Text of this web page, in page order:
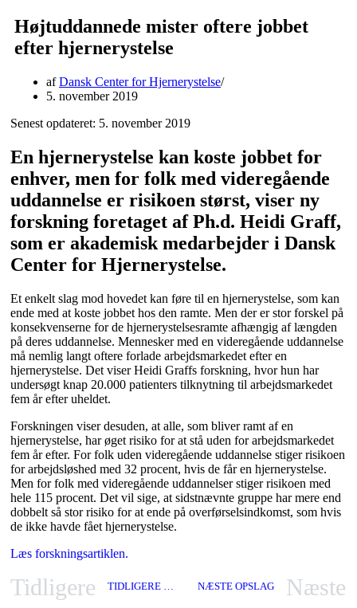
Højtuddannede mister oftere jobbet
efter hjernerystelse
afDansk Center for Hjernerystelse
5. november 2019
Senest opdateret: 5. november 2019
En hjernerystelse kan koste jobbet for
enhver, men for folk med videregående
uddannelse er risikoen størst, viser ny
forskning foretaget af Ph.d. Heidi Graff,
som er akademisk medarbejder i Dansk
Center for Hjernerystelse.
Et enkelt slag mod hovedet kan føre til en hjernerystelse, som kan
ende med at koste jobbet hos den ramte. Men der er stor forskel på
konsekvenserne for de hjernerystelsesramte afhængig af længden
på deres uddannelse. Mennesker med en videregående uddannelse
må nemlig langt oftere forlade arbejdsmarkedet efter en
hjernerystelse. Det viser Heidi Graffs forskning, hvor hun har
undersøgt knap 20.000 patienters tilknytning til arbejdsmarkedet
fem år efter uheldet.
Forskningen viser desuden, at alle, som bliver ramt af en
hjernerystelse, har øget risiko for at stå uden for arbejdsmarkedet
fem år efter. For folk uden videregående uddannelse stiger risikoen
for arbejdsløshed med 32 procent, hvis de får en hjernerystelse.
Men for folk med videregående uddannelser stiger risikoen med
hele 115 procent. Det vil sige, at sidstnævnte gruppe har mere end
dobbelt så stor risiko for at ende på overførselsindkomst, som hvis
de ikke havde fået hjernerystelse.
Læs forskningsartiklen.
Tidligere TIDLIGERE OPSLAG NÆSTE OPSLAG Næste